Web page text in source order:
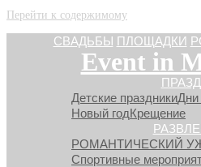
Перейти к содержимому
СВАДЬБЫ ПЛОЩАДКИ
Event in
Детские праздникиДни
Новый годКрещение
РОМАНТИЧЕСКИЙ
Спортивные